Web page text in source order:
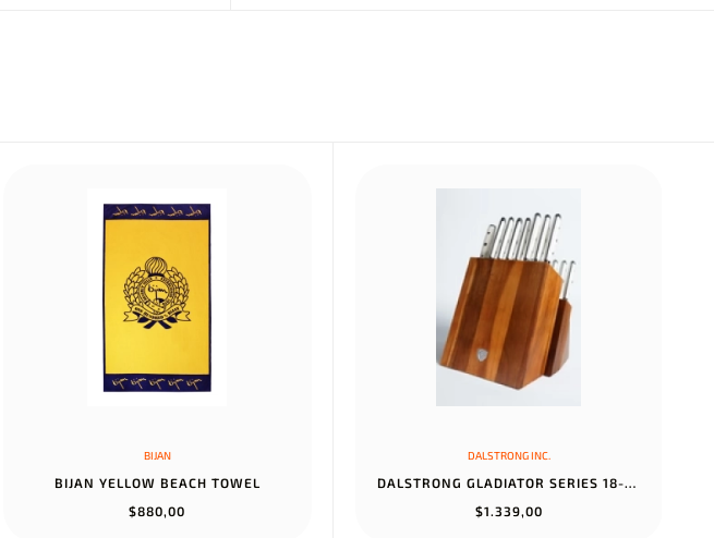
BIJAN
BIJAN YELLOW BEACH TOWEL
$880,00
DALSTRONG INC.
DALSTRONG GLADIATOR SERIES 18-PIECE COLOSSAL KNIFE SET WITH BLOCK...
$1.339,00